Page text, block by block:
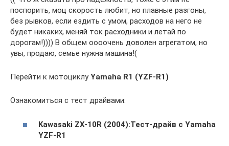
поспорить, моц скорость любит, но плавные разгоны,
без рывков, если ездить с умом, расходов на него не
будет никаких, меняй ток расходники и летай по
дорогам!)))) В общем оооочень доволен агрегатом, но
увы, продаю, семье нужна машина!(
Перейти к мотоциклуYamaha R1 (YZF-R1)
Ознакомиться с тест драйвами:
Kawasaki ZX-10R (2004):Тест-драйв с Yamaha
YZF-R1